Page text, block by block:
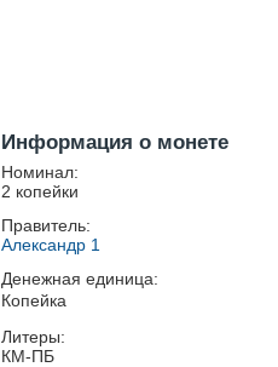
Информация о монете
Номинал:
2 копейки
Правитель:
Александр 1
Денежная единица:
Копейка
Литеры:
КМ-ПБ